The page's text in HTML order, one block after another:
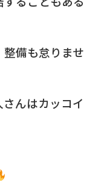
備も怠りませ
んはカッコイ